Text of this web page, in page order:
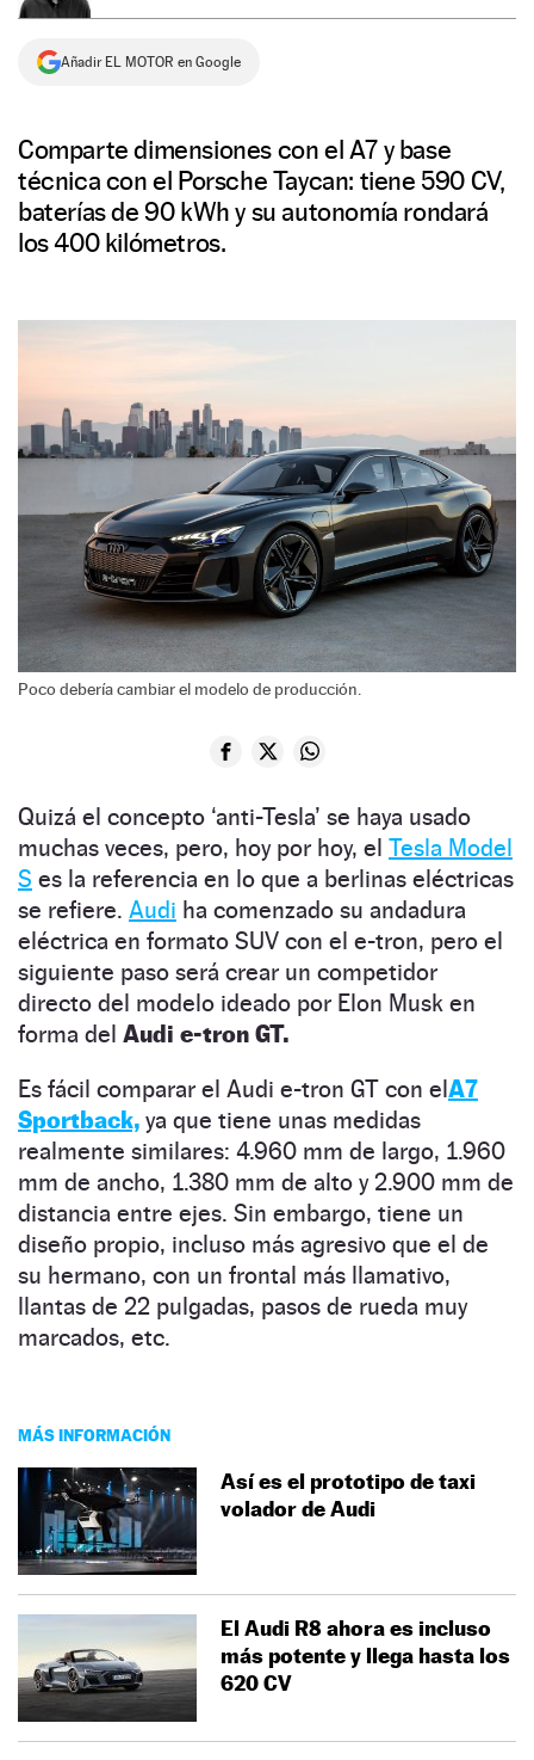
Añadir EL MOTOR en Google
Comparte dimensiones con el A7 y base
técnica con el Porsche Taycan: tiene 590 CV,
baterías de 90 kWh y su autonomía rondará
los 400 kilómetros.
Poco debería cambiar el modelo de producción.
Quizá el concepto ‘anti-Tesla’ se haya usado
muchas veces, pero, hoy por hoy, el Tesla Model
S es la referencia en lo que a berlinas eléctricas
se refiere. Audi ha comenzado su andadura
eléctrica en formato SUV con el e-tron, pero el
siguiente paso será crear un competidor
directo del modelo ideado por Elon Musk en
forma del Audi e-tron GT.
Es fácil comparar el Audi e-tron GT con elA7
Sportback, ya que tiene unas medidas
realmente similares: 4.960 mm de largo, 1.960
mm de ancho, 1.380 mm de alto y 2.900 mm de
distancia entre ejes. Sin embargo, tiene un
diseño propio, incluso más agresivo que el de
su hermano, con un frontal más llamativo,
llantas de 22 pulgadas, pasos de rueda muy
marcados, etc.
MÁS INFORMACIÓN
Así es el prototipo de taxi
volador de Audi
El Audi R8 ahora es incluso
más potente y llega hasta los
620 CV